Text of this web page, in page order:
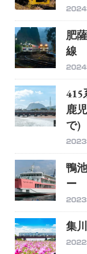
2024
肥
線
2024
415
鹿
で)
2023
鴨
ー
2023
集
2022